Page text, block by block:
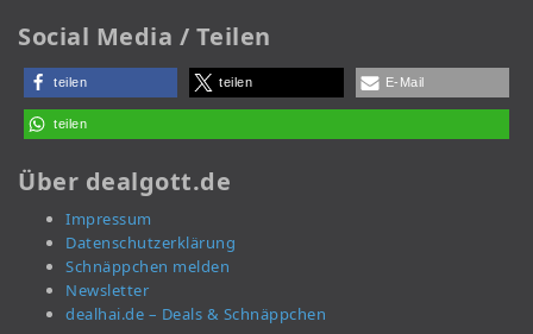
Social Media / Teilen
teilen teilen E-Mail
teilen
Über dealgott.de
Impressum
Datenschutzerklärung
Schnäppchen melden
Newsletter
dealhai.de – Deals & Schnäppchen